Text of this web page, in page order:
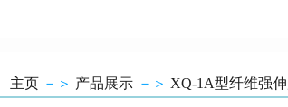
主页 －＞ 产品展示 －＞ XQ-1A型纤维强